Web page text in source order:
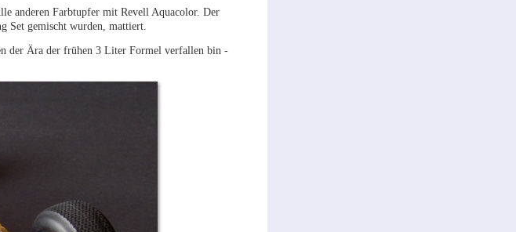
anderen Farbtupfer mit Revell Aquacolor. Der
Set gemischt wurden, mattiert.
der Ära der frühen 3 Liter Formel verfallen bin -